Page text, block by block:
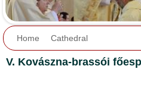
Home Cathedral
V. Kovászna-brassói